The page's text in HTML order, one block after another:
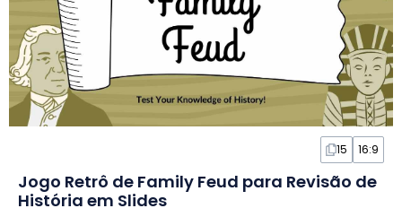
15 16:9
Jogo Retrô de Family Feud para Revisão de
História em Slides